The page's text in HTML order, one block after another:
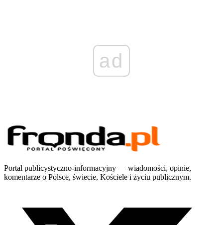
ad
Portal publicystyczno-informacyjny — wiadomości, opinie,
komentarze o Polsce, świecie, Kościele i życiu publicznym.